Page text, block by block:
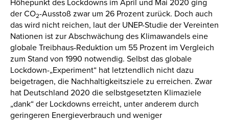
Höhepunkt des Lockdowns im April und Mai 2020 ging
der CO2-Ausstoß zwar um 26 Prozent zurück. Doch auch
das wird nicht reichen, laut der UNEP-Studie der Vereinten
Nationen ist zur Abschwächung des Klimawandels eine
globale Treibhaus-Reduktion um 55 Prozent im Vergleich
zum Stand von 1990 notwendig. Selbst das globale
Lockdown-„Experiment“ hat letztendlich nicht dazu
beigetragen, die Nachhaltigkeitsziele zu erreichen. Zwar
hat Deutschland 2020 die selbstgesetzten Klimaziele
„dank“ der Lockdowns erreicht, unter anderem durch
geringeren Energieverbrauch und weniger